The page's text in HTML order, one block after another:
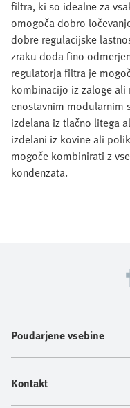
filtra, ki so idealne za
omogoča dobro
dobre regulacijske
zraku doda fino
regulatorja filtra je
kombinacijo iz zaloge
enostavnim modularnim
izdelana iz tlačno litega
izdelani iz kovine ali
mogoče kombinirati z
kondenzata.
Poudarjene vsebine
Kontakt